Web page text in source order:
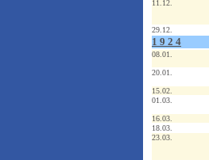
11.12.
29.12.
1 9 2 4
08.01.
20.01.
15.02.
01.03.
16.03.
18.03.
23.03.